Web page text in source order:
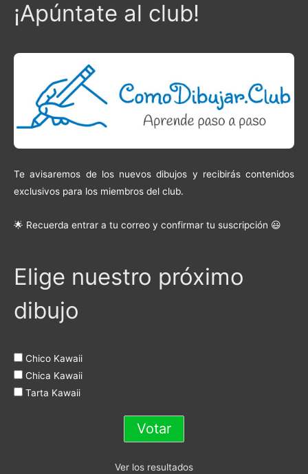
¡Apúntate al club!
Te avisaremos de los nuevos dibujos y recibirás contenidos
exclusivos para los miembros del club.
🌟 Recuerda entrar a tu correo y confirmar tu suscripción 😃
Elige nuestro próximo
dibujo
Chico Kawaii
Chica Kawaii
Tarta Kawaii
Ver los resultados